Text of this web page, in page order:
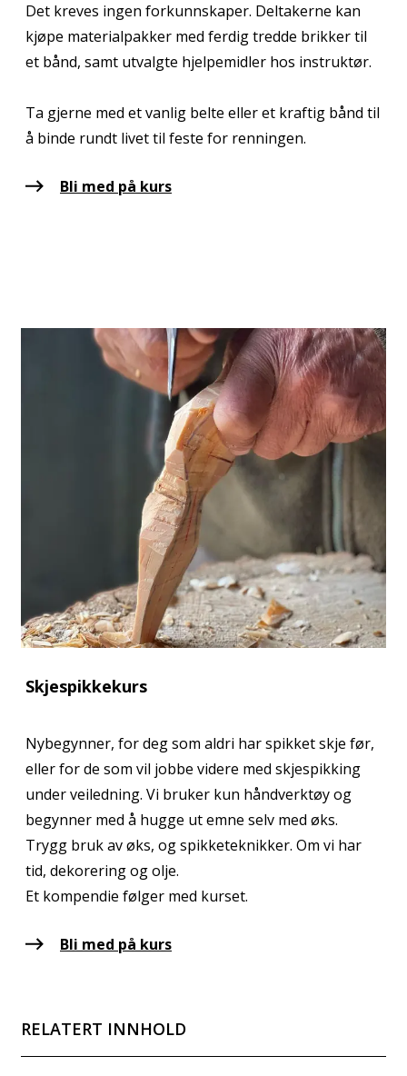
Det kreves ingen forkunnskaper. Deltakerne kan
kjøpe materialpakker med ferdig tredde brikker til
et bånd, samt utvalgte hjelpemidler hos instruktør.
Ta gjerne med et vanlig belte eller et kraftig bånd til
å binde rundt livet til feste for renningen.
Bli med på kurs
Skjespikkekurs
Nybegynner, for deg som aldri har spikket skje før,
eller for de som vil jobbe videre med skjespikking
under veiledning. Vi bruker kun håndverktøy og
begynner med å hugge ut emne selv med øks.
Trygg bruk av øks, og spikketeknikker. Om vi har
tid, dekorering og olje.
Et kompendie følger med kurset.
Bli med på kurs
RELATERT INNHOLD